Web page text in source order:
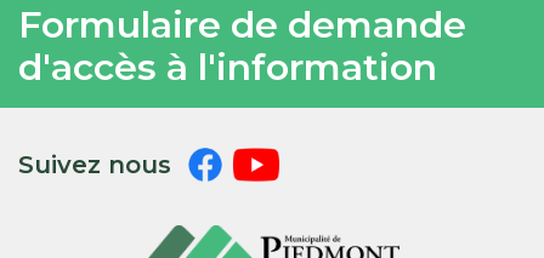
Formulaire de demande
d'accès à l'information
Suivez nous